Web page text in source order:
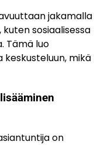
jakamalla
sosiaalisessa
Tämä luo
keskusteluun, mikä
on